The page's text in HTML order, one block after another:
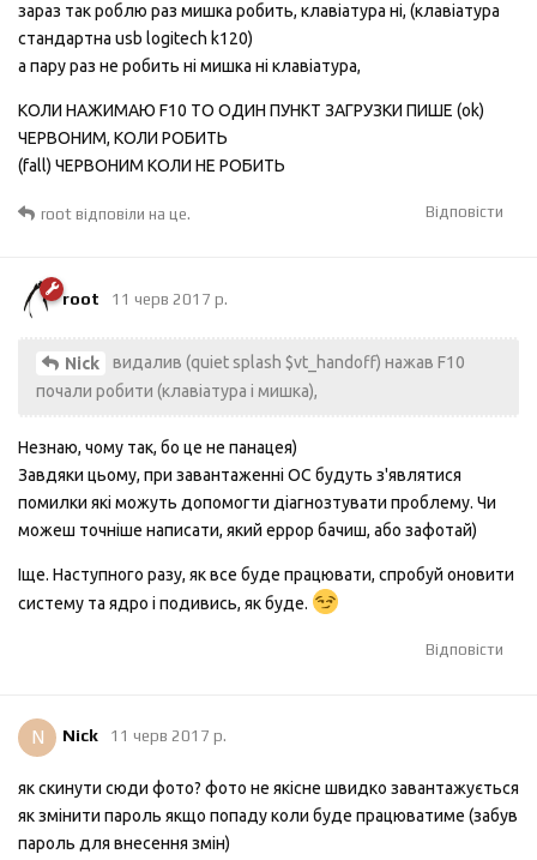
зараз так роблю раз мишка робить, клавіатура ні, (клавіатура
стандартна usb logitech k120)
а пару раз не робить ні мишка ні клавіатура,
КОЛИ НАЖИМАЮ F10 ТО ОДИН ПУНКТ ЗАГРУЗКИ ПИШЕ (ok)
ЧЕРВОНИМ, КОЛИ РОБИТЬ
(fall) ЧЕРВОНИМ КОЛИ НЕ РОБИТЬ
Відповісти
root відповіли на це.
root 11 черв 2017 р.
Nick
видалив (quiet splash $vt_handoff) нажав F10
почали робити (клавіатура і мишка),
Незнаю, чому так, бо це не панацея)
Завдяки цьому, при завантаженні ОС будуть з'являтися
помилки які можуть допомогти діагнозтувати проблему. Чи
можеш точніше написати, який еррор бачиш, або зафотай)
Іще. Наступного разу, як все буде працювати, спробуй оновити
систему та ядро і подивись, як буде.
Відповісти
N Nick 11 черв 2017 р.
як скинути сюди фото? фото не якісне швидко завантажується
як змінити пароль якщо попаду коли буде працюватиме (забув
пароль для внесення змін)